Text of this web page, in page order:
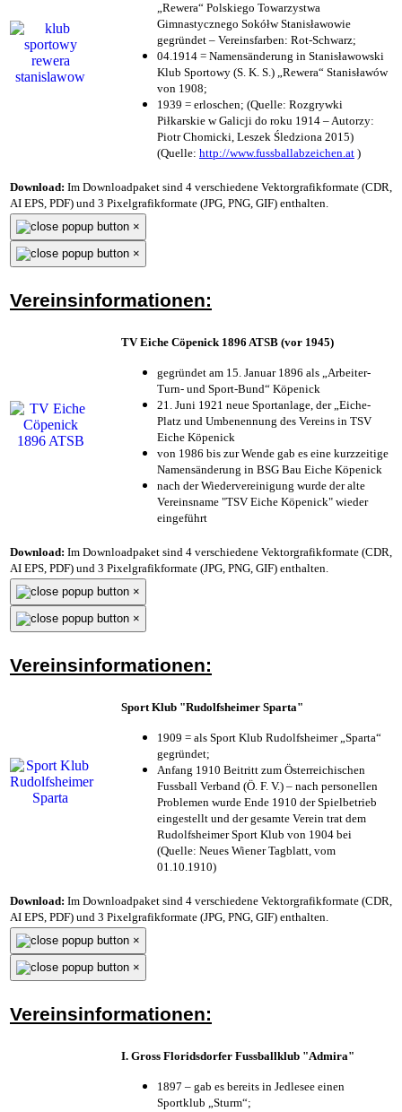
„Rewera“ Polskiego Towarzystwa
Gimnastycznego Sokółw Stanisławowie
gegründet – Vereinsfarben: Rot-Schwarz;
04.1914 = Namensänderung in Stanisławowski
Klub Sportowy (S. K. S.) „Rewera“ Stanisławów
von 1908;
1939 = erloschen; (Quelle: Rozgrywki
Piłkarskie w Galicji do roku 1914 – Autorzy:
Piotr Chomicki, Leszek Śledziona 2015)
(Quelle: http://www.fussballabzeichen.at )
Download: Im Downloadpaket sind 4 verschiedene Vektorgrafikformate (CDR,
AI EPS, PDF) und 3 Pixelgrafikformate (JPG, PNG, GIF) enthalten.
×
×
Vereinsinformationen:
TV Eiche Cöpenick 1896 ATSB (vor 1945)
gegründet am 15. Januar 1896 als „Arbeiter-
Turn- und Sport-Bund“ Köpenick
21. Juni 1921 neue Sportanlage, der „Eiche-
Platz und Umbenennung des Vereins in TSV
Eiche Köpenick
von 1986 bis zur Wende gab es eine kurzzeitige
Namensänderung in BSG Bau Eiche Köpenick
nach der Wiedervereinigung wurde der alte
Vereinsname "TSV Eiche Köpenick" wieder
eingeführt
Download: Im Downloadpaket sind 4 verschiedene Vektorgrafikformate (CDR,
AI EPS, PDF) und 3 Pixelgrafikformate (JPG, PNG, GIF) enthalten.
×
×
Vereinsinformationen:
Sport Klub "Rudolfsheimer Sparta"
1909 = als Sport Klub Rudolfsheimer „Sparta“
gegründet;
Anfang 1910 Beitritt zum Österreichischen
Fussball Verband (Ö. F. V.) – nach personellen
Problemen wurde Ende 1910 der Spielbetrieb
eingestellt und der gesamte Verein trat dem
Rudolfsheimer Sport Klub von 1904 bei
(Quelle: Neues Wiener Tagblatt, vom
01.10.1910)
Download: Im Downloadpaket sind 4 verschiedene Vektorgrafikformate (CDR,
AI EPS, PDF) und 3 Pixelgrafikformate (JPG, PNG, GIF) enthalten.
×
×
Vereinsinformationen:
I. Gross Floridsdorfer Fussballklub "Admira"
1897 – gab es bereits in Jedlesee einen
Sportklub „Sturm“;